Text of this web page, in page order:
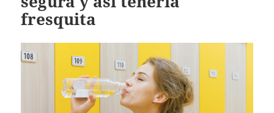
fresquita